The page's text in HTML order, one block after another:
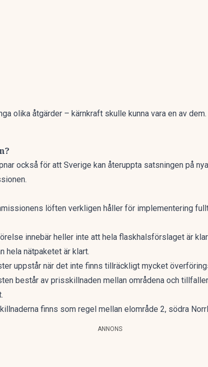
olika åtgärder – kärnkraft skulle kunna vara en av
också för att Sverige kan återuppta satsningen på
löften verkligen håller för implementering
innebär heller inte att hela flaskhalsförslaget är
hela nätpaketet är klart.
uppstår när det inte finns tillräckligt mycket
består av prisskillnaden mellan områdena och
finns som regel mellan elområde 2, södra
ANNONS